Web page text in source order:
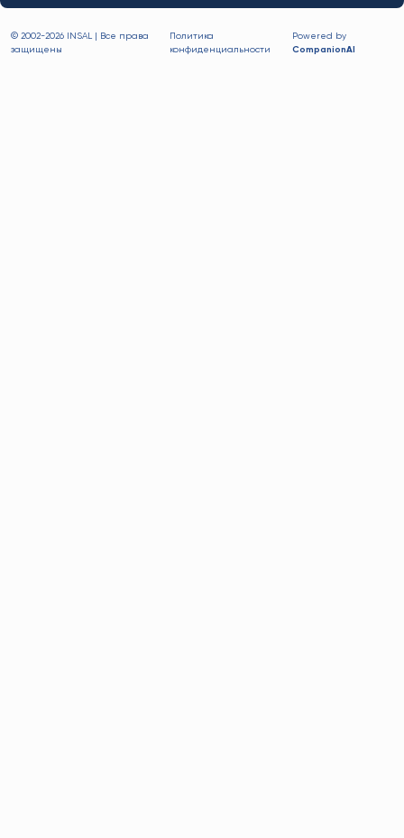
© 2002-2026 INSAL | Все права
защищены
Политика
конфиденциальности
Powered by
CompanionAI